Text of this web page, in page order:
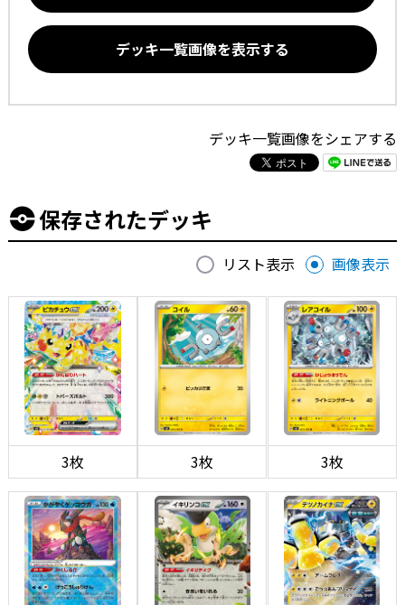
デッキ一覧画像を表示する
デッキ一覧画像をシェアする
保存されたデッキ
リスト表示 画像表示
3枚 3枚 3枚